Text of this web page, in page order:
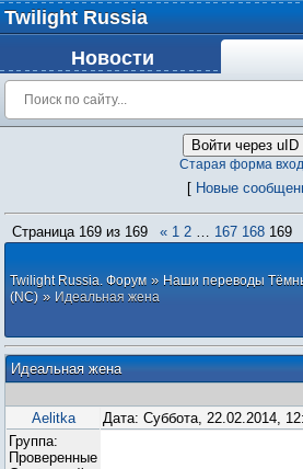
Twilight Russia
Новости
Войти через uID
Старая форма
[ Новые
Страница 169 из 169 « 1 2 … 167 168 169
Twilight Russia. Форум » Наши переводы
(NC) » Идеальная жена
Идеальная жена
Aelitka Дата: Суббота, 22.02.2014,
Группа:
Проверенные